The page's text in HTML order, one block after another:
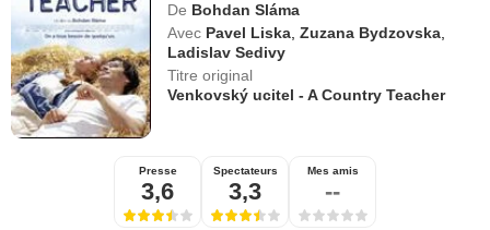
De Bohdan Sláma
Avec Pavel Liska,Zuzana Bydzovska,
Ladislav Sedivy
Titre original
Venkovský ucitel - A Country Teacher
Presse
3,6
Spectateurs
3,3
Mes amis
--